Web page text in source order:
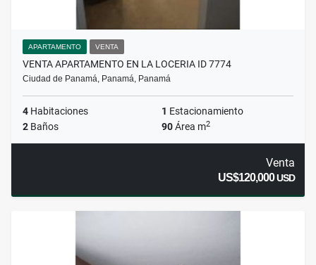
APARTAMENTO VENTA
VENTA APARTAMENTO EN LA LOCERIA ID 7774
Ciudad de Panamá, Panamá, Panamá
4 Habitaciones 1 Estacionamiento
2 Baños 90Área m2
Venta
US$120,000USD